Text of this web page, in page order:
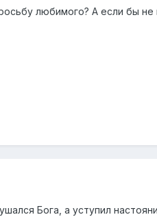
любимого? А если бы
Бога, а уступил